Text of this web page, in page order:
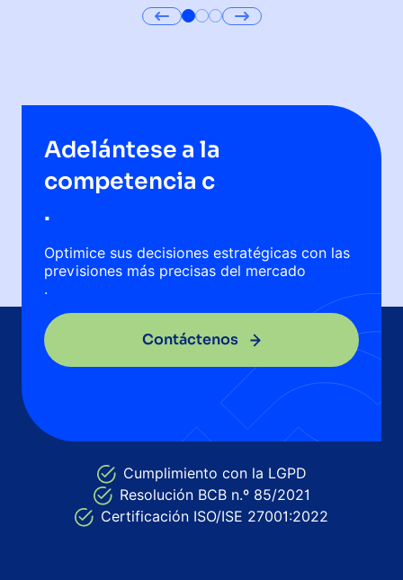
Adelántese a la
competencia c
.
Optimice sus decisiones estratégicas con las
previsiones más precisas del mercado
.
Contáctenos
Cumplimiento con la LGPD
Resolución BCB n.º 85/2021
Certificación ISO/ISE 27001:2022